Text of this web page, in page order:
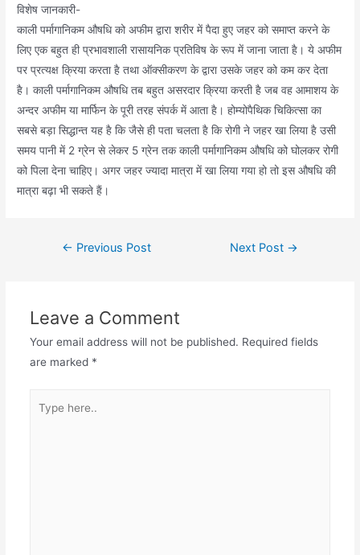
विशेष जानकारी-
काली पर्मागानिकम औषधि को अफीम द्वारा शरीर में पैदा हुए जहर को समाप्त करने के
लिए एक बहुत ही प्रभावशाली रासायनिक प्रतिविष के रूप में जाना जाता है। ये अफीम
पर प्रत्यक्ष क्रिया करता है तथा ऑक्सीकरण के द्वारा उसके जहर को कम कर देता
है। काली पर्मागानिकम औषधि तब बहुत असरदार क्रिया करती है जब वह आमाशय के
अन्दर अफीम या मार्फिन के पूरी तरह संपर्क में आता है। होम्योपैथिक चिकित्सा का
सबसे बड़ा सिद्धान्त यह है कि जैसे ही पता चलता है कि रोगी ने जहर खा लिया है उसी
समय पानी में 2 ग्रेन से लेकर 5 ग्रेन तक काली पर्मागानिकम औषधि को घोलकर रोगी
को पिला देना चाहिए। अगर जहर ज्यादा मात्रा में खा लिया गया हो तो इस औषधि की
मात्रा बढ़ा भी सकते हैं।
Post← Previous Post Next Post →
Leave a Comment
Your email address will not be published. Required fields
are marked *
here..